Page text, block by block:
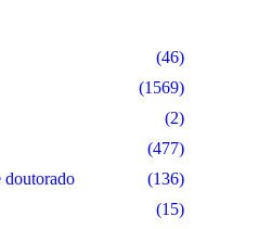
(46)
(1569)
(2)
(477)
doutorado
(136)
(15)